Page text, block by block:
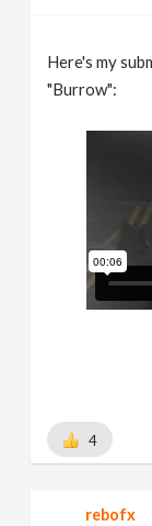
Here's my
"Burrow":
4
rebofx